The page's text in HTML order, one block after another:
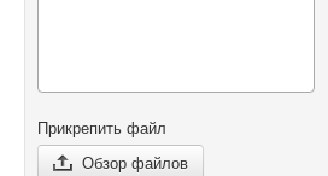
Прикрепить файл
Обзор файлов